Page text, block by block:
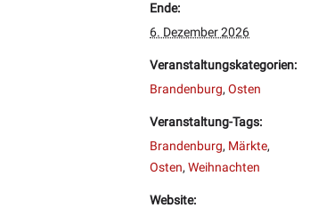
Ende:
6. Dezember 2026
Veranstaltungskategorien:
Brandenburg, Osten
Veranstaltung-Tags:
Brandenburg, Märkte,
Osten, Weihnachten
Website: